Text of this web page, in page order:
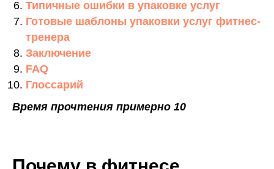
Типичные ошибки в упаковке услуг
Готовые шаблоны упаковки услуг фитнес-
тренера
Заключение
FAQ
Глоссарий
Время прочтения примерно 10